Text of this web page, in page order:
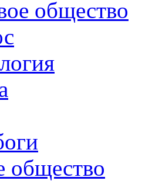
общество
общество